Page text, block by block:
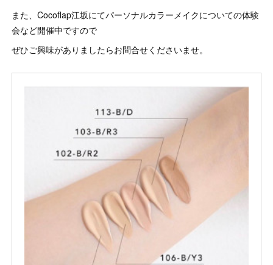
また、Cocoflap江坂にてパーソナルカラーメイクについての体験
会など開催中ですので
ぜひご興味がありましたらお問合せくださいませ。